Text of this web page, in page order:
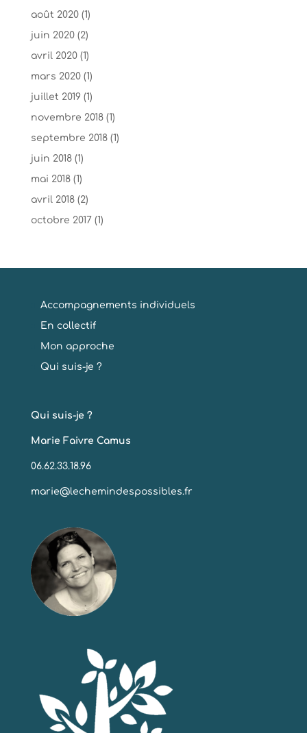
août 2020(1)
juin 2020(2)
avril 2020(1)
mars 2020(1)
juillet 2019(1)
novembre 2018(1)
septembre 2018(1)
juin 2018(1)
mai 2018(1)
avril 2018(2)
octobre 2017 (1)
Accompagnements individuels
En collectif
Mon approche
Qui suis-je ?
Qui suis-je ?
Marie Faivre Camus
06.62.33.18.96
marie@lechemindespossibles.fr